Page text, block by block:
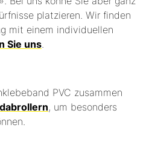
platzieren. Wir finden
mit einem individuellen
Sie uns.
PVC zusammen
, um besonders